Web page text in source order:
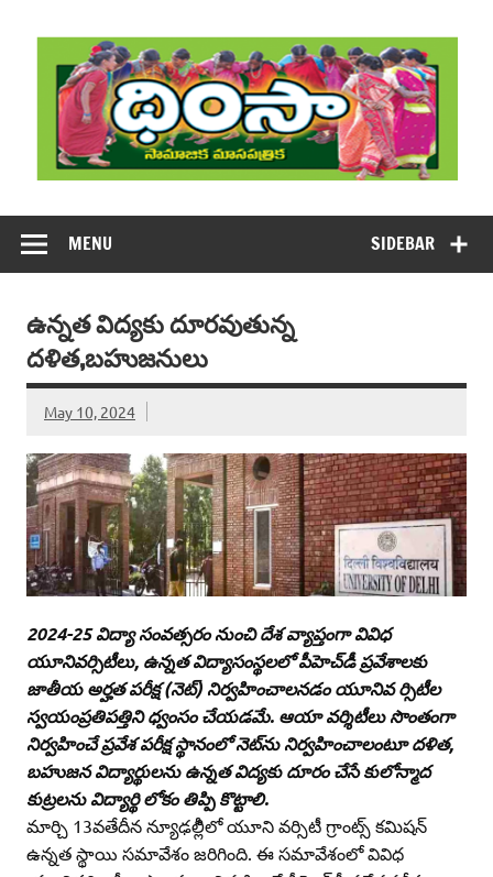
content
DHIMSA
SIDEBAR
MENU
ఉన్నత విద్యకు దూరవుతున్న
దళిత,బహుజనులు
May 10, 2024
2024-25 విద్యా సంవత్సరం నుంచి దేశ వ్యాప్తంగా వివిధ
యూనివర్సిటీలు, ఉన్నత విద్యాసంస్థలలో పీహెచ్‌డీ ప్రవేశాలకు
జాతీయ అర్హత పరీక్ష (నెట్‌) నిర్వహించాలనడం యూనివ ర్సిటీల
స్వయంప్రతిపత్తిని ధ్వంసం చేయడమే. ఆయా వర్శిటీలు సొంతంగా
నిర్వహించే ప్రవేశ పరీక్ష స్థానంలో నెట్‌ను నిర్వహించాలంటూ దళిత,
బహుజన విద్యార్థులను ఉన్నత విద్యకు దూరం చేసే కులోన్మాద
కుట్రలను విద్యార్థి లోకం తిప్పి కొట్టాలి.
మార్చి 13వతేదీన న్యూఢల్లీిలో యూని వర్సిటీ గ్రాంట్స్‌ కమిషన్‌
ఉన్నత స్థాయి సమావేశం జరిగింది. ఈ సమావేశంలో వివిధ